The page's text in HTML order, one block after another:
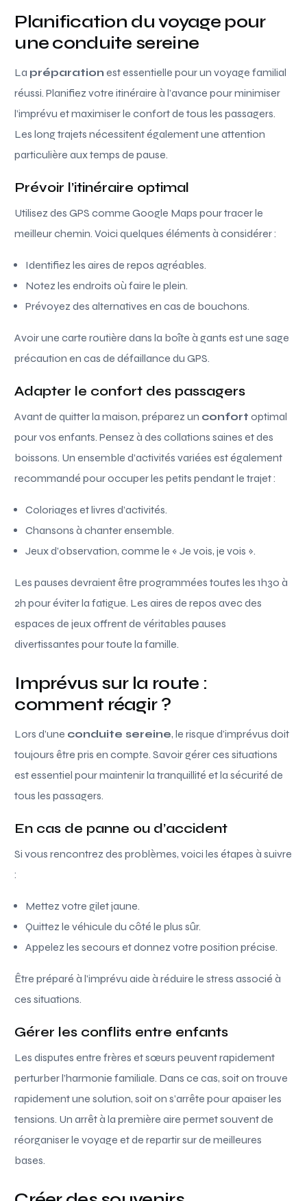
Planification du voyage pour
une conduite sereine
La préparation est essentielle pour un voyage familial
réussi. Planifiez votre itinéraire à l’avance pour minimiser
l’imprévu et maximiser le confort de tous les passagers.
Les long trajets nécessitent également une attention
particulière aux temps de pause.
Prévoir l’itinéraire optimal
Utilisez des GPS comme Google Maps pour tracer le
meilleur chemin. Voici quelques éléments à considérer :
Identifiez les aires de repos agréables.
Notez les endroits où faire le plein.
Prévoyez des alternatives en cas de bouchons.
Avoir une carte routière dans la boîte à gants est une sage
précaution en cas de défaillance du GPS.
Adapter le confort des passagers
Avant de quitter la maison, préparez un confort optimal
pour vos enfants. Pensez à des collations saines et des
boissons. Un ensemble d’activités variées est également
recommandé pour occuper les petits pendant le trajet :
Coloriages et livres d’activités.
Chansons à chanter ensemble.
Jeux d’observation, comme le « Je vois, je vois ».
Les pauses devraient être programmées toutes les 1h30 à
2h pour éviter la fatigue. Les aires de repos avec des
espaces de jeux offrent de véritables pauses
divertissantes pour toute la famille.
Imprévus sur la route :
comment réagir ?
Lors d’une conduite sereine, le risque d’imprévus doit
toujours être pris en compte. Savoir gérer ces situations
est essentiel pour maintenir la tranquillité et la sécurité de
tous les passagers.
En cas de panne ou d’accident
Si vous rencontrez des problèmes, voici les étapes à suivre
:
Mettez votre gilet jaune.
Quittez le véhicule du côté le plus sûr.
Appelez les secours et donnez votre position précise.
Être préparé à l’imprévu aide à réduire le stress associé à
ces situations.
Gérer les conflits entre enfants
Les disputes entre frères et sœurs peuvent rapidement
perturber l’harmonie familiale. Dans ce cas, soit on trouve
rapidement une solution, soit on s’arrête pour apaiser les
tensions. Un arrêt à la première aire permet souvent de
réorganiser le voyage et de repartir sur de meilleures
bases.